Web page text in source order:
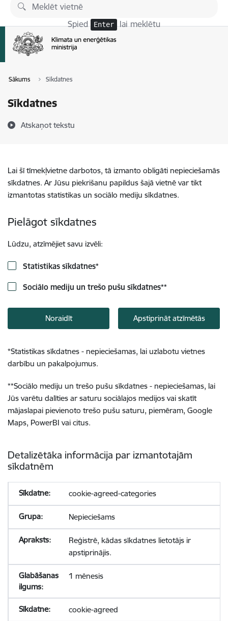
Pāriet uz lapas saturu
Spied Enter lai meklētu
Sākums Sīkdatnes
Sīkdatnes
Atskaņot tekstu
Lai šī tīmekļvietne darbotos, tā izmanto obligāti nepieciešamās
sīkdatnes. Ar Jūsu piekrišanu papildus šajā vietnē var tikt
izmantotas statistikas un sociālo mediju sīkdatnes.
Pielāgot sīkdatnes
Lūdzu, atzīmējiet savu izvēli:
Statistikas sīkdatnes*
Sociālo mediju un trešo pušu sīkdatnes**
Noraidīt Apstiprināt atzīmētās
*Statistikas sīkdatnes - nepieciešamas, lai uzlabotu vietnes
darbību un pakalpojumus.
**Sociālo mediju un trešo pušu sīkdatnes - nepieciešamas, lai
Jūs varētu dalīties ar saturu sociālajos medijos vai skatīt
mājaslapai pievienoto trešo pušu saturu, piemēram, Google
Maps, PowerBI vai citus.
Detalizētāka informācija par izmantotajām
sīkdatnēm
cookie-agreed-categories
Nepieciešams
Reģistrē, kādas sīkdatnes lietotājs ir
apstiprinājis.
1 mēnesis
cookie-agreed